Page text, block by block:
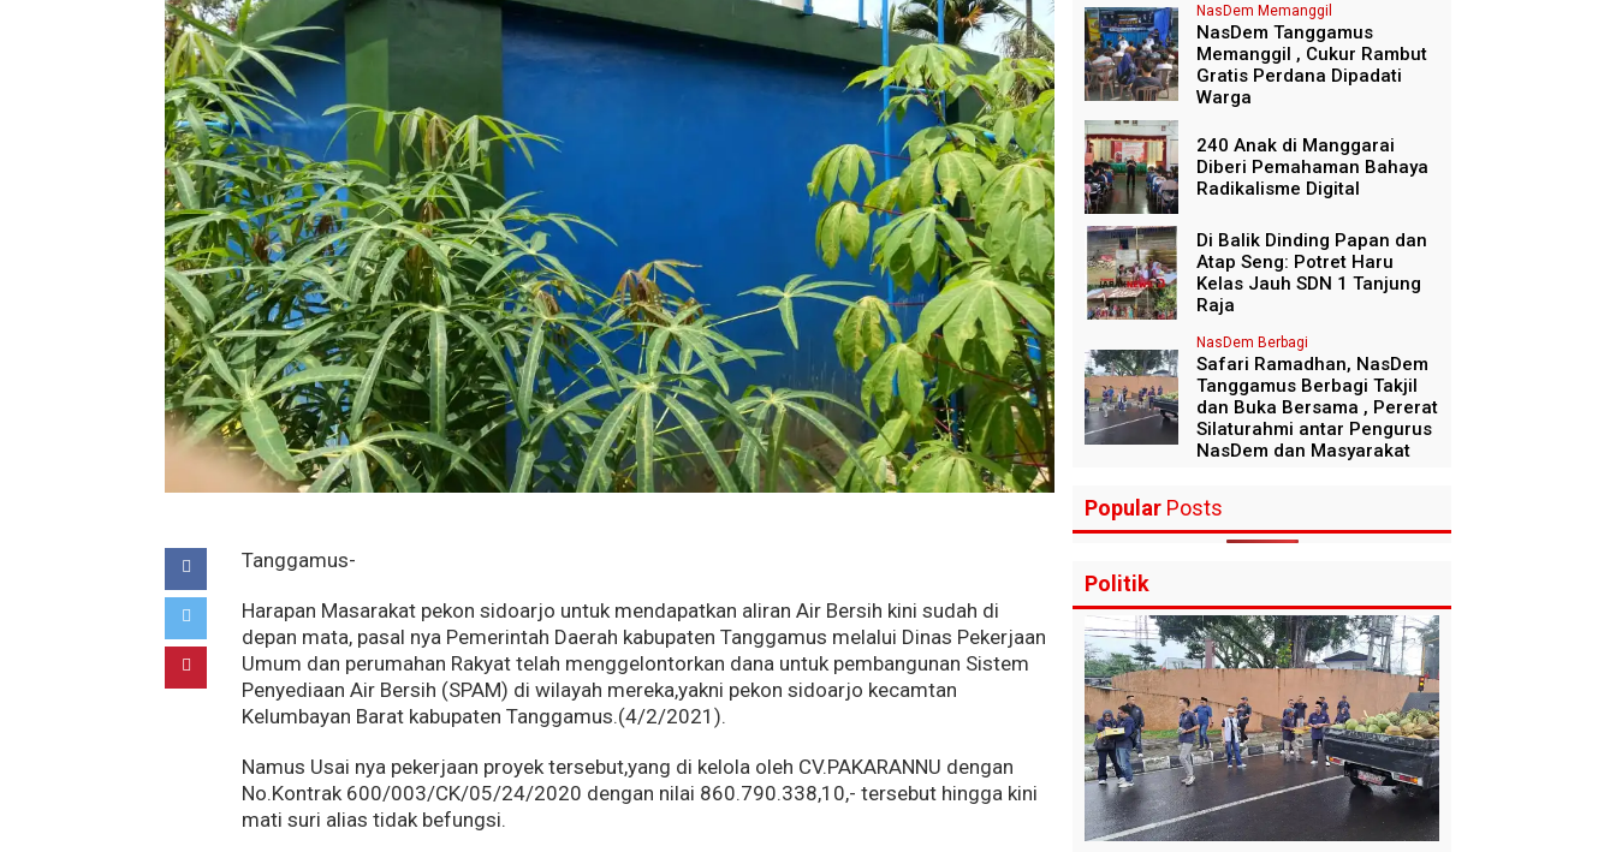
Tanggamus-
Harapan Masarakat pekon sidoarjo untuk mendapatkan aliran Air Bersih kini sudah di
depan mata, pasal nya Pemerintah Daerah kabupaten Tanggamus melalui Dinas Pekerjaan
Umum dan perumahan Rakyat telah menggelontorkan dana untuk pembangunan Sistem
Penyediaan Air Bersih (SPAM) di wilayah mereka,yakni pekon sidoarjo kecamtan
Kelumbayan Barat kabupaten Tanggamus.(4/2/2021).
Namus Usai nya pekerjaan proyek tersebut,yang di kelola oleh CV.PAKARANNU dengan
No.Kontrak 600/003/CK/05/24/2020 dengan nilai 860.790.338,10,- tersebut hingga kini
mati suri alias tidak befungsi.
NasDem Memanggil
NasDem Tanggamus
Memanggil , Cukur Rambut
Gratis Perdana Dipadati
Warga
240 Anak di Manggarai
Diberi Pemahaman Bahaya
Radikalisme Digital
Di Balik Dinding Papan dan
Atap Seng: Potret Haru
Kelas Jauh SDN 1 Tanjung
Raja
NasDem Berbagi
Safari Ramadhan, NasDem
Tanggamus Berbagi Takjil
dan Buka Bersama , Pererat
Silaturahmi antar Pengurus
NasDem dan Masyarakat
Popular Posts
Politik